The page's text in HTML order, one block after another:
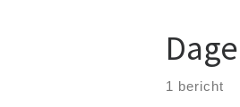
1 bericht